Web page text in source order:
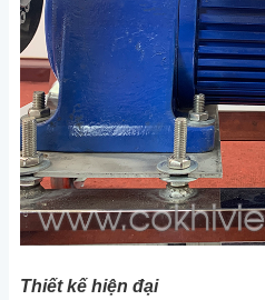
Thiết kế hiện đại